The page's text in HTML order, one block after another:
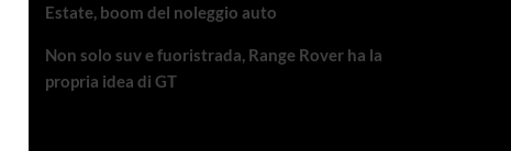
Estate, boom del noleggio auto
Non solo suv e fuoristrada, Range Rover ha la
propria idea di GT